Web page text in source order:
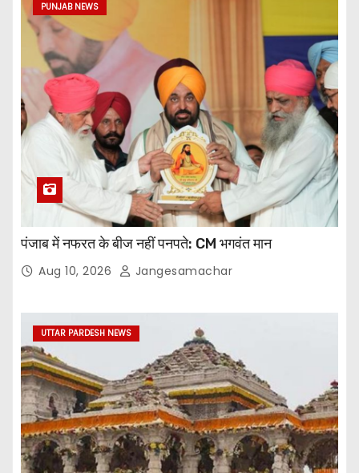
PUNJAB NEWS
पंजाब में नफरत के बीज नहीं पनपते: CM भगवंत मान
Aug 10, 2026 Jangesamachar
UTTAR PARDESH NEWS